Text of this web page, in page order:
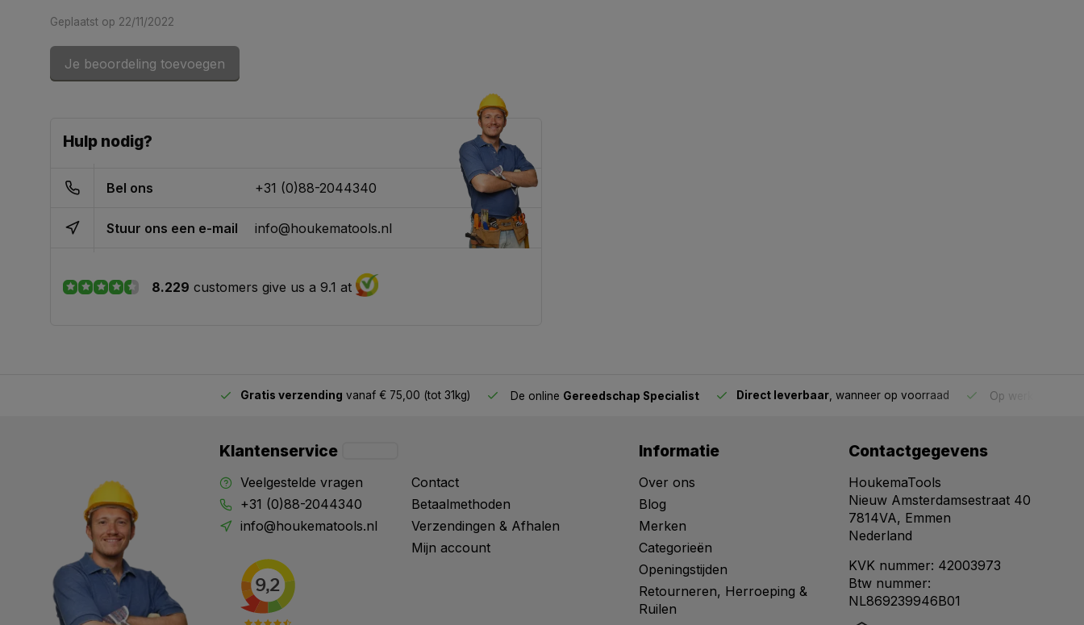
Geplaatst op 22/11/2022
Ferdinand
De boormal voldoet aan de verwachtingen en is bovendien zeer vriendelijk
Geplaatst op 16/04/2022
Werkt goed, makkelijk in gebruik
snelle levering ...prima dingetje
Geplaatst op 12/11/2021
Kramer
Prima produkt. Probleemloze afhandeling van de transactie.
Geplaatst op 10/03/2021
Je beoordeling toevoegen
Hulp nodig?
Bel ons +31 (0)88-2044340
Stuur ons een e-mail info@houkematools.nl
8.229 customers give us a 9.1 at
Gratis verzending vanaf € 75,00 (tot 31kg) De online Gereedschap Specialist Direct leverbaar , wanneer op voorraad Op werkdagen
Klantenservice
Veelgestelde vragen
+31 (0)88-2044340
info@houkematools.nl
Contact
Betaalmethoden
Verzendingen & Afhalen
Mijn account
Informatie
Over ons
Blog
Merken
Categorieën
Openingstijden
Retourneren, Herroeping &
Ruilen
Contactgegevens
HoukemaTools
Nieuw Amsterdamsestraat 40
7814VA, Emmen
Nederland
KVK nummer: 42003973
Btw nummer:
NL869239946B01